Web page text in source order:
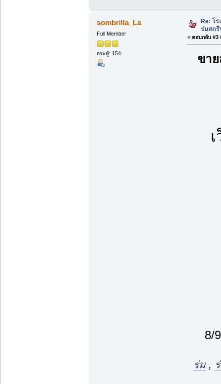
sombrilla_La
Full Member
กระทู้: 154
Re: โ
ร่มสกรี
« ตอบกลับ #3
ขา
8/
ร่ม,